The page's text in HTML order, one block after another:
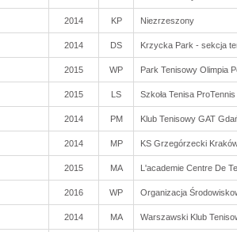
2014 KP Niezrzeszony
2014 DS Krzycka Park - sekcja
2015 WP Park Tenisowy Olimpia
2015 LS Szkoła Tenisa
2014 PM Klub Tenisowy GAT
2014 MP KS Grzegórzecki
2015 MA L'academie Centre De
2016 WP Organizacja
2014 MA Warszawski Klub